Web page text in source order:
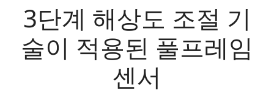
3단계 해상도 조절 기
술이 적용된 풀프레임
센서